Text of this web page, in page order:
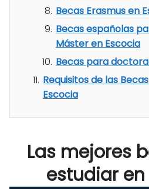
Becas Erasmus en
Becas españolas
Máster en Escocia
Becas para
Requisitos de las
Escocia
Las mejores
estudiar en